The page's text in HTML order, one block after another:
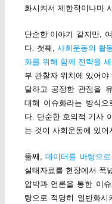
화시켜서 제한적이나마
단순한 이야기 같지만,
다. 첫째,사회운동의 활
화를 위해 함께 전략을
부 관찰자 위치에 있어
달하고 공정한 관점을
대해 이슈화라는 방식
다. 단순한 호의적 기사
는 것이 사회운동에 있어
둘째,데이터를 바탕으
실태자료를 현장에서 폭
압박과 언론을 통한 이
탕으로 적당히 일반화시